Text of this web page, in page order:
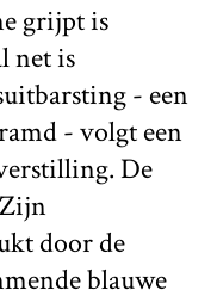
grijpt is
net is
- een
- volgt een
De
door de
blauwe